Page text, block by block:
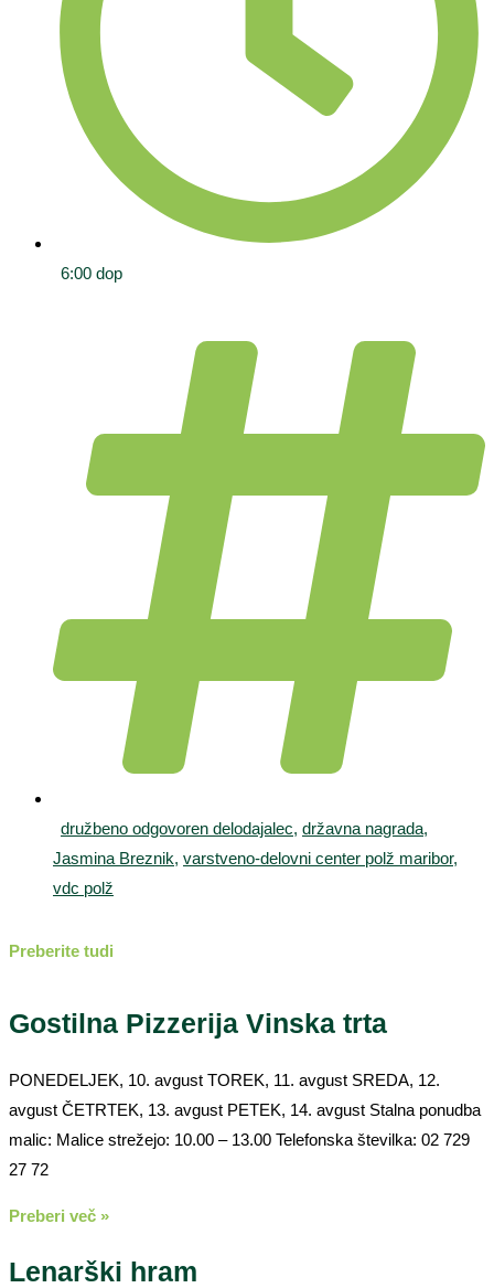
6:00 dop
družbeno odgovoren delodajalec, državna nagrada,
Jasmina Breznik, varstveno-delovni center polž maribor,
vdc polž
Preberite tudi
Gostilna Pizzerija Vinska trta
PONEDELJEK, 10. avgust TOREK, 11. avgust SREDA, 12.
avgust ČETRTEK, 13. avgust PETEK, 14. avgust Stalna ponudba
malic: Malice strežejo: 10.00 – 13.00 Telefonska številka: 02 729
27 72
Preberi več »
Lenarški hram